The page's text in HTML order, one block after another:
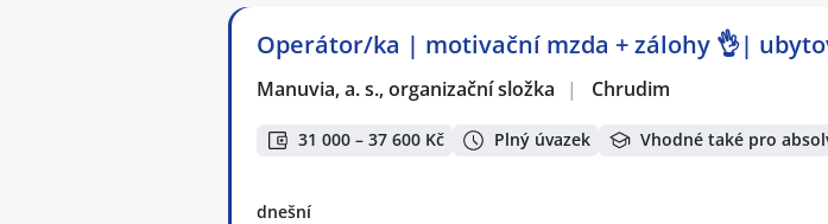
Operátor/ka | motivační mzda + zálohy 👌|
Manuvia, a. s., organizační složka | Chrudim
31 000 – 37 600 Kč Plný úvazek Vhodné také pro
dnešní